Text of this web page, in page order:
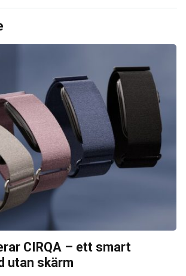
CIRQA – ett smart
utan skärm